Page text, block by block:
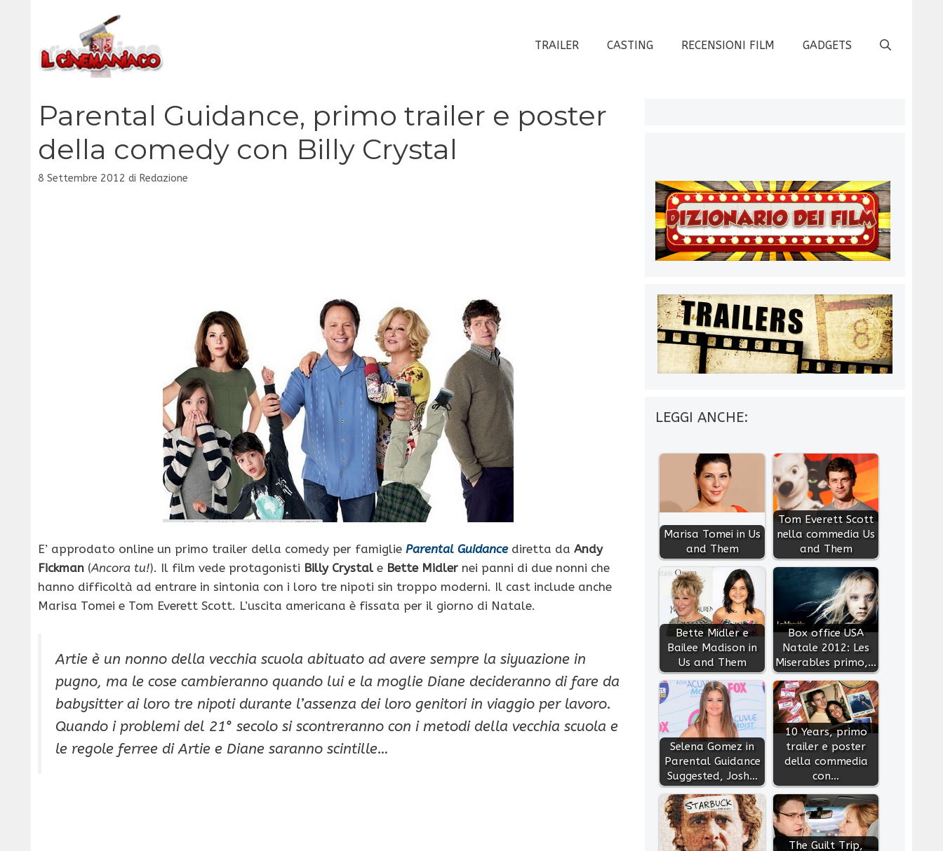
contenuto
TRAILER CASTING RECENSIONI FILM GADGETS
Parental Guidance, primo trailer e poster
della comedy con Billy Crystal
8 Settembre 2012 di Redazione
E’ approdato online un primo trailer della comedy per famiglie Parental Guidance diretta da Andy
Fickman (Ancora tu!). Il film vede protagonisti Billy Crystale Bette Midler nei panni di due nonni che
hanno difficoltà ad entrare in sintonia con i loro tre nipoti sin troppo moderni. Il cast include anche
Marisa Tomei e Tom Everett Scott. L’uscita americana è fissata per il giorno di Natale.
Artie è un nonno della vecchia scuola abituato ad avere sempre la siyuazione in
pugno, ma le cose cambieranno quando lui e la moglie Diane decideranno di fare da
babysitter ai loro tre nipoti durante l’assenza dei loro genitori in viaggio per lavoro.
Quando i problemi del 21° secolo si scontreranno con i metodi della vecchia scuola e
le regole ferree di Artie e Diane saranno scintille…
LEGGI ANCHE:
Marisa Tomei in Us
and Them
Tom Everett Scott
nella commedia Us
and Them
Bette Midler e
Bailee Madison in
Us and Them
Box office USA
Natale 2012: Les
Miserables primo,…
Selena Gomez in
Parental Guidance
Suggested, Josh…
10 Years, primo
trailer e poster
della commedia
con…
The Guilt Trip,